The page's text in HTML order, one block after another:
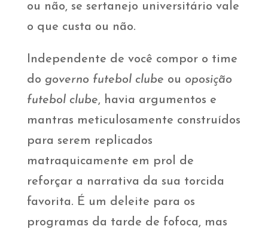
ou não, se sertanejo universitário vale
o que custa ou não.
Independente de você compor o time
do governo futebol clube ou oposição
futebol clube, havia argumentos e
mantras meticulosamente construídos
para serem replicados
matraquicamente em prol de
reforçar a narrativa da sua torcida
favorita. É um deleite para os
programas da tarde de fofoca, mas